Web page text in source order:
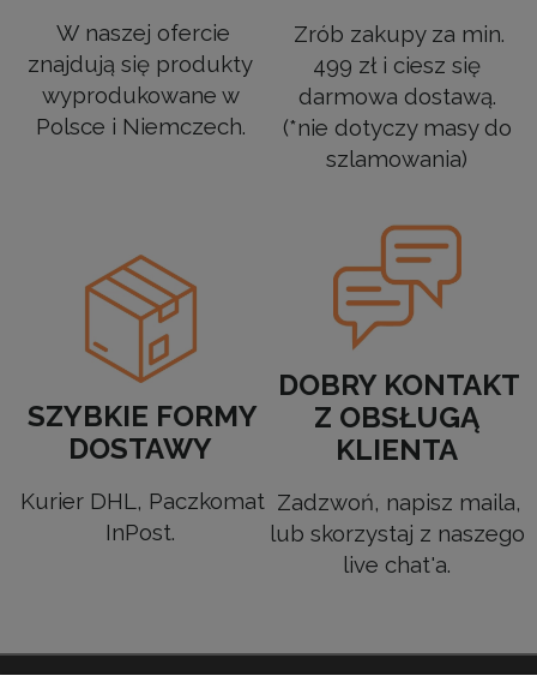
W naszej ofercie
znajdują się produkty
wyprodukowane w
Polsce i Niemczech.
Zrób zakupy za min.
499 zł i ciesz się
darmowa dostawą.
(*nie dotyczy masy do
szlamowania)
SZYBKIE FORMY
DOSTAWY
Kurier DHL, Paczkomat
InPost.
DOBRY KONTAKT
Z OBSŁUGĄ
KLIENTA
Zadzwoń, napisz maila,
lub skorzystaj z naszego
live chat'a.